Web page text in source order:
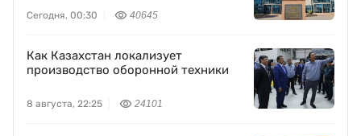
Сегодня, 00:30 40645
Как Казахстан локализует
производство оборонной техники
8 августа, 22:25 24101